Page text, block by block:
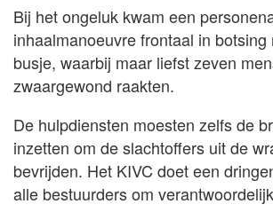
Bij het ongeluk kwam een
inhaalmanoeuvre frontaal in botsing
busje, waarbij maar liefst zeven
zwaargewond raakten.
De hulpdiensten moesten zelfs de
inzetten om de slachtoffers uit de
bevrijden. Het KIVC doet een
alle bestuurders om